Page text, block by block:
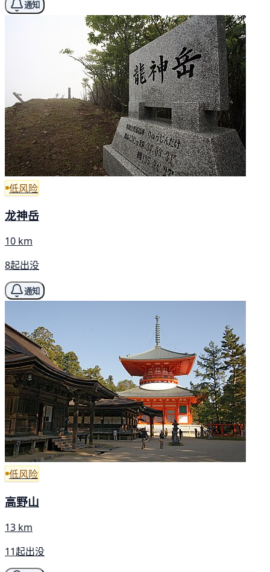
通知
低风险
龙神岳
10 km
8起出没
通知
低风险
高野山
13 km
11起出没